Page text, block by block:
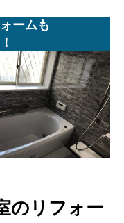
ームも
のリフォー